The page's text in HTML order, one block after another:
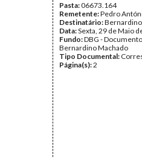
Pasta:06673.164
Remetente:Pedro
Destinatário:
Data:Sexta, 29 de Maio
Fundo:DBG -
Bernardino Machado
Tipo Documental:
Página(s):2